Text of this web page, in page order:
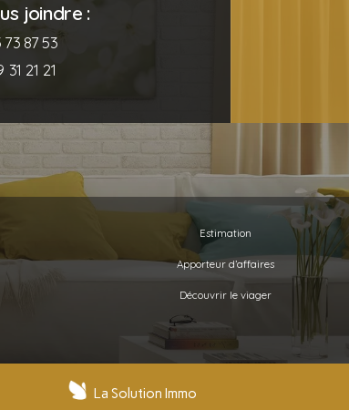
joindre :
73 87 53
21 21
Estimation
Apporteur d’affaires
Découvrir le viager
La Solution Immo